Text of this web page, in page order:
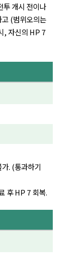
투 개시 전이나
(범위오의는
, 자신의 HP 7
. (통과하기
후 HP 7 회복.